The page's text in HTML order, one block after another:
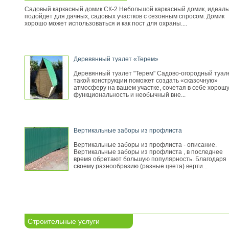
Садовый каркасный домик СК-2 Небольшой каркасный домик,
подойдет для дачных, садовых участков с сезонным спросом. Домик
хорошо может использоваться и как пост для охраны....
Деревянный туалет «Терем»
Деревянный туалет "Терем" Садово-огородный
такой конструкции поможет создать «сказочную»
атмосферу на вашем участке, сочетая в себе
функциональность и необычный вне...
Вертикальные заборы из профлиста
Вертикальные заборы из профлиста - описание.
Вертикальные заборы из профлиста , в последнее
время обретают большую популярность. Благодаря
своему разнообразию (разные цвета) верти...
Строительные услуги